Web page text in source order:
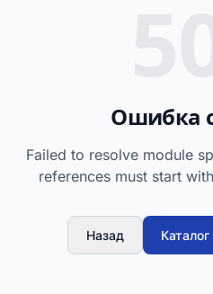
Ошибка
Failed to resolve module
references must start
Назад Каталог